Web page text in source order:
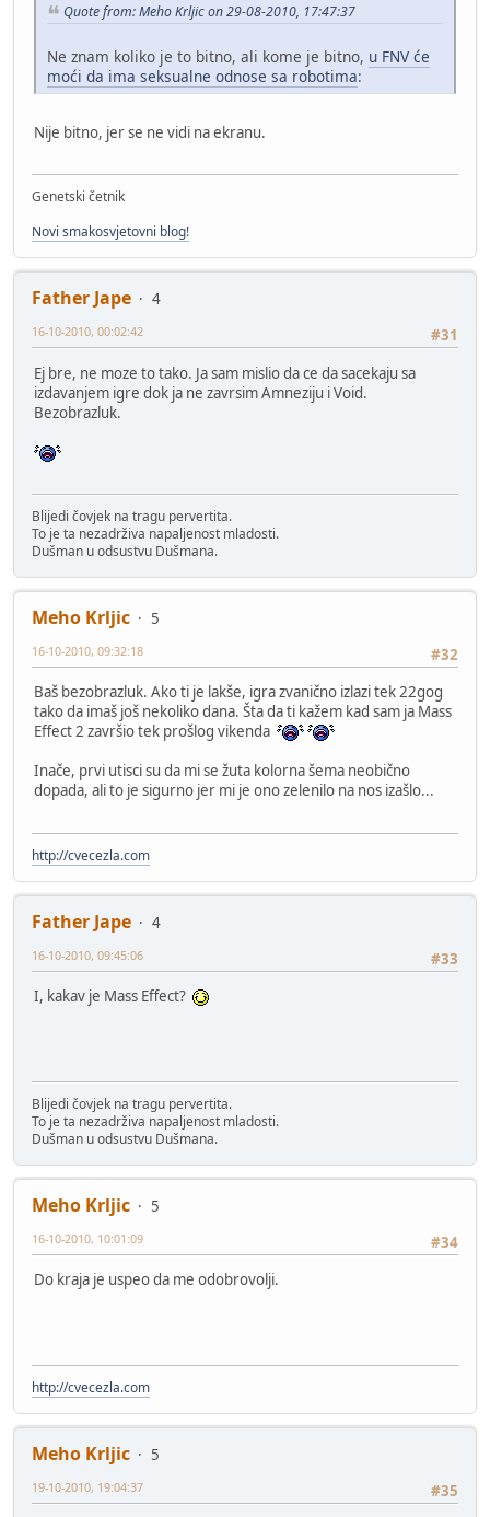
Quote from: Meho Krljic on 29-08-2010, 17:47:37
Ne znam koliko je to bitno, ali kome je bitno, u FNV će
moći da ima seksualne odnose sa robotima:
Nije bitno, jer se ne vidi na ekranu.
Genetski četnik
Novi smakosvjetovni blog!
Father Jape
4
#31
16-10-2010, 00:02:42
Ej bre, ne moze to tako. Ja sam mislio da ce da sacekaju sa
izdavanjem igre dok ja ne zavrsim Amneziju i Void.
Bezobrazluk.
Blijedi čovjek na tragu pervertita.
To je ta nezadrživa napaljenost mladosti.
Dušman u odsustvu Dušmana.
Meho Krljic
5
#32
16-10-2010, 09:32:18
Baš bezobrazluk. Ako ti je lakše, igra zvanično izlazi tek 22gog
tako da imaš još nekoliko dana. Šta da ti kažem kad sam ja Mass
Effect 2 završio tek prošlog vikenda
Inače, prvi utisci su da mi se žuta kolorna šema neobično
dopada, ali to je sigurno jer mi je ono zelenilo na nos izašlo...
http://cvecezla.com
Father Jape
4
#33
16-10-2010, 09:45:06
I, kakav je Mass Effect?
Blijedi čovjek na tragu pervertita.
To je ta nezadrživa napaljenost mladosti.
Dušman u odsustvu Dušmana.
Meho Krljic
5
#34
16-10-2010, 10:01:09
Do kraja je uspeo da me odobrovolji.
http://cvecezla.com
Meho Krljic
5
#35
19-10-2010, 19:04:37